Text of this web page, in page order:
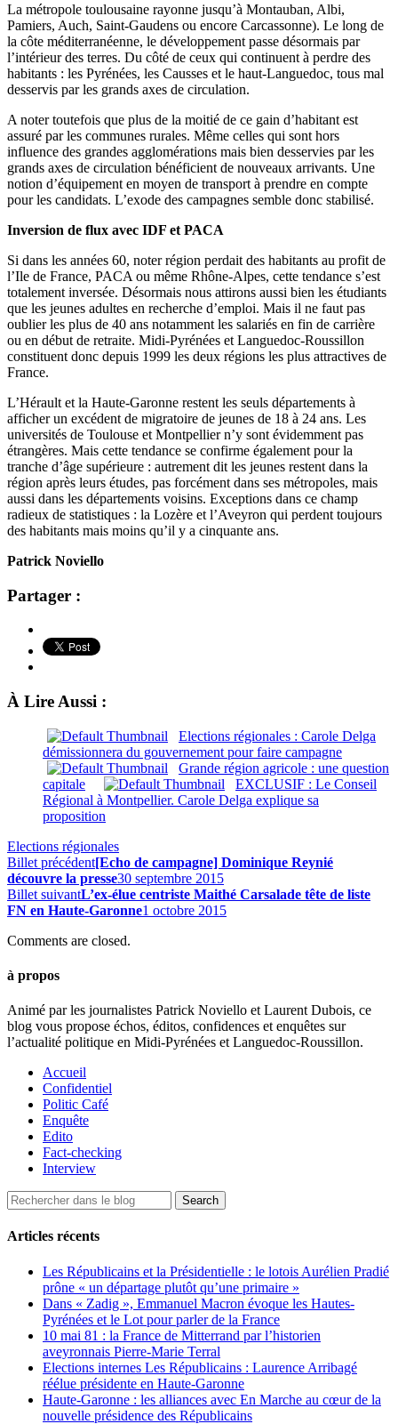
La métropole toulousaine rayonne jusqu’à Montauban, Albi,
Pamiers, Auch, Saint-Gaudens ou encore Carcassonne). Le long de
la côte méditerranéenne, le développement passe désormais par
l’intérieur des terres. Du côté de ceux qui continuent à perdre des
habitants : les Pyrénées, les Causses et le haut-Languedoc, tous mal
desservis par les grands axes de circulation.
A noter toutefois que plus de la moitié de ce gain d’habitant est
assuré par les communes rurales. Même celles qui sont hors
influence des grandes agglomérations mais bien desservies par les
grands axes de circulation bénéficient de nouveaux arrivants. Une
notion d’équipement en moyen de transport à prendre en compte
pour les candidats. L’exode des campagnes semble donc stabilisé.
Inversion de flux avec IDF et PACA
Si dans les années 60, noter région perdait des habitants au profit de
l’Ile de France, PACA ou même Rhône-Alpes, cette tendance s’est
totalement inversée. Désormais nous attirons aussi bien les étudiants
que les jeunes adultes en recherche d’emploi. Mais il ne faut pas
oublier les plus de 40 ans notamment les salariés en fin de carrière
ou en début de retraite. Midi-Pyrénées et Languedoc-Roussillon
constituent donc depuis 1999 les deux régions les plus attractives de
France.
L’Hérault et la Haute-Garonne restent les seuls départements à
afficher un excédent de migratoire de jeunes de 18 à 24 ans. Les
universités de Toulouse et Montpellier n’y sont évidemment pas
étrangères. Mais cette tendance se confirme également pour la
tranche d’âge supérieure : autrement dit les jeunes restent dans la
région après leurs études, pas forcément dans ses métropoles, mais
aussi dans les départements voisins. Exceptions dans ce champ
radieux de statistiques : la Lozère et l’Aveyron qui perdent toujours
des habitants mais moins qu’il y a cinquante ans.
Patrick Noviello
Partager :
À Lire Aussi :
Elections régionales : Carole Delga
démissionnera du gouvernement pour faire campagne
Grande région agricole : une question
capitale
EXCLUSIF : Le Conseil
Régional à Montpellier. Carole Delga explique sa
proposition
Elections régionales
Billet précédent[Echo de campagne] Dominique Reynié
découvre la presse30 septembre 2015
Billet suivantL’ex-élue centriste Maithé Carsalade tête de liste
FN en Haute-Garonne1 octobre 2015
Comments are closed.
à propos
Animé par les journalistes Patrick Noviello et Laurent Dubois, ce
blog vous propose échos, éditos, confidences et enquêtes sur
l’actualité politique en Midi-Pyrénées et Languedoc-Roussillon.
Accueil
Confidentiel
Politic Café
Enquête
Edito
Fact-checking
Interview
Articles récents
Les Républicains et la Présidentielle : le lotois Aurélien Pradié
prône « un départage plutôt qu’une primaire »
Dans « Zadig », Emmanuel Macron évoque les Hautes-
Pyrénées et le Lot pour parler de la France
10 mai 81 : la France de Mitterrand par l’historien
aveyronnais Pierre-Marie Terral
Elections internes Les Républicains : Laurence Arribagé
réélue présidente en Haute-Garonne
Haute-Garonne : les alliances avec En Marche au cœur de la
nouvelle présidence des Républicains